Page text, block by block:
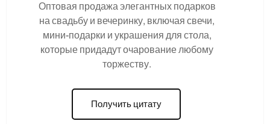
Оптовая продажа элегантных подарков
на свадьбу и вечеринку, включая свечи,
мини-подарки и украшения для стола,
которые придадут очарование любому
торжеству.
Получить цитату